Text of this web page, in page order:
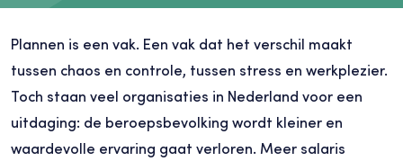
Plannen is een vak. Een vak dat het verschil maakt
tussen chaos en controle, tussen stress en werkplezier.
Toch staan veel organisaties in Nederland voor een
uitdaging: de beroepsbevolking wordt kleiner en
waardevolle ervaring gaat verloren. Meer salaris